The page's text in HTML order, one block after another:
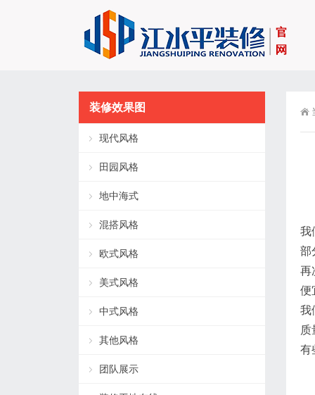
我
部
再
便
我
质
有
装修效果图
现代风格
田园风格
地中海式
混搭风格
欧式风格
美式风格
中式风格
其他风格
团队展示